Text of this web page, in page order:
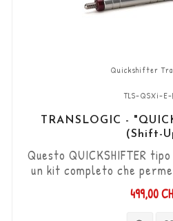
Quickshifter
TLS-QSXi-E-
TRANSLOGIC -
(Shift-
Questo QUICKSHIFTER
un kit completo che
marce (Shift-Up) senza
Kit "Plug & Play"499,00